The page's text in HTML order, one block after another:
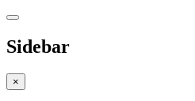
Sidebar
×